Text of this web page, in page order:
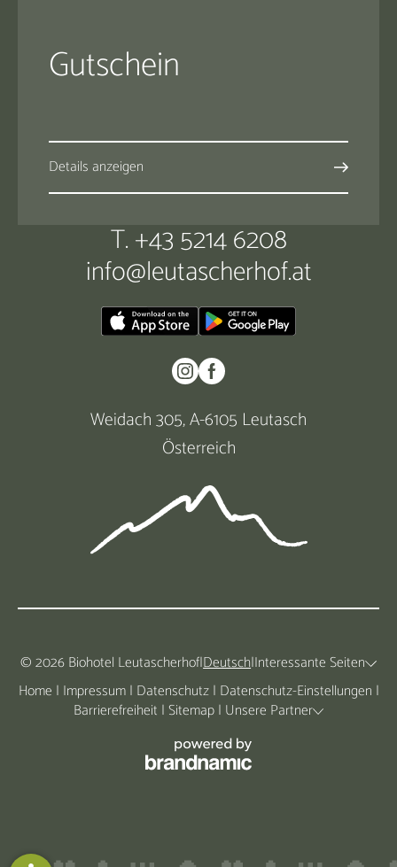
Gutschein
Details anzeigen
T. +43 5214 6208
info@leutascherhof.at
Weidach 305, A-6105 Leutasch
Österreich
© 2026 Biohotel Leutascherhof|Deutsch|Interessante Seiten
Home | Impressum| Datenschutz| Datenschutz-Einstellungen |
Barrierefreiheit |Sitemap| Unsere Partner